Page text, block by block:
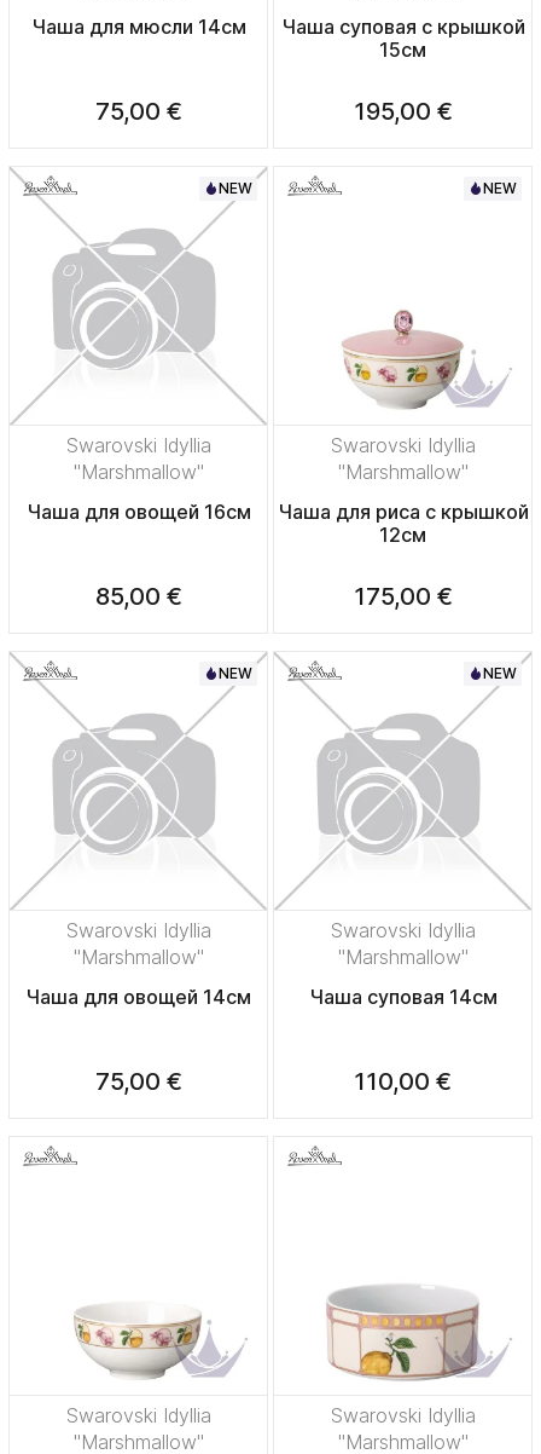
Чаша для мюсли 14см
75,00 €
Чаша суповая с крышкой
15см
195,00 €
NEW
Swarovski Idyllia
"Marshmallow"
Чаша для овощей 16см
85,00 €
NEW
Swarovski Idyllia
"Marshmallow"
Чаша для риса с крышкой
12см
175,00 €
NEW
Swarovski Idyllia
"Marshmallow"
Чаша для овощей 14см
75,00 €
NEW
Swarovski Idyllia
"Marshmallow"
Чаша суповая 14см
110,00 €
Swarovski Idyllia
"Marshmallow"
Swarovski Idyllia
"Marshmallow"